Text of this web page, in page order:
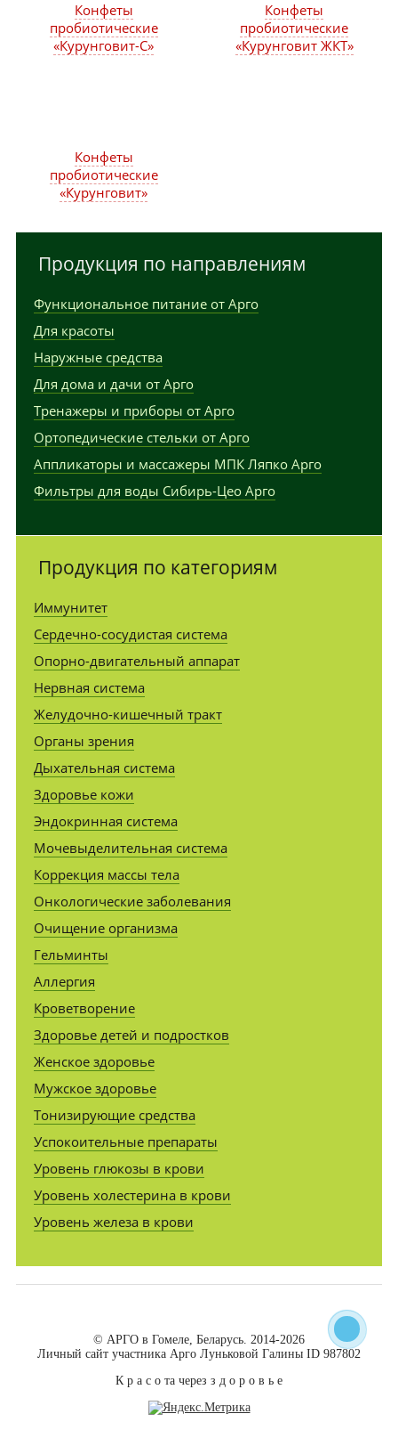
Конфеты
пробиотические
«Курунговит ЖКТ»
Конфеты
пробиотические
«Курунговит-С»
Конфеты
пробиотические
«Курунговит»
Продукция по направлениям
Функциональное питание от Арго
Для красоты
Наружные средства
Для дома и дачи от Арго
Тренажеры и приборы от Арго
Ортопедические стельки от Арго
Аппликаторы и массажеры МПК Ляпко Арго
Фильтры для воды Сибирь-Цео Арго
Продукция по категориям
Иммунитет
Сердечно-сосудистая система
Опорно-двигательный аппарат
Нервная система
Желудочно-кишечный тракт
Органы зрения
Дыхательная система
Здоровье кожи
Эндокринная система
Мочевыделительная система
Коррекция массы тела
Онкологические заболевания
Очищение организма
Гельминты
Аллергия
Кроветворение
Здоровье детей и подростков
Женское здоровье
Мужское здоровье
Тонизирующие средства
Успокоительные препараты
Уровень глюкозы в крови
Уровень холестерина в крови
Уровень железа в крови
© АРГО в Гомеле, Беларусь. 2014-2026
Личный сайт участника Арго Луньковой Галины ID 987802
К р а с о та через з д о р о в ь е